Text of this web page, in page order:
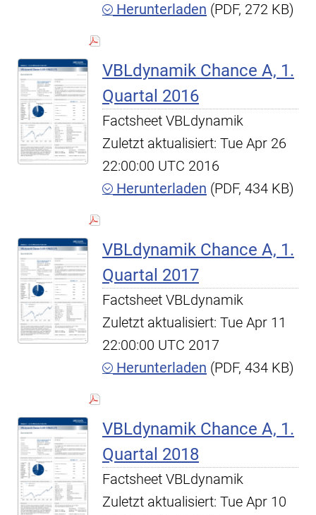
Herunterladen (PDF, 272 KB)
VBLdynamik Chance A, 1.
Quartal 2016
Factsheet VBLdynamik
Zuletzt aktualisiert: Tue Apr 26
22:00:00 UTC 2016
Herunterladen (PDF, 434 KB)
VBLdynamik Chance A, 1.
Quartal 2017
Factsheet VBLdynamik
Zuletzt aktualisiert: Tue Apr 11
22:00:00 UTC 2017
Herunterladen (PDF, 434 KB)
VBLdynamik Chance A, 1.
Quartal 2018
Factsheet VBLdynamik
Zuletzt aktualisiert: Tue Apr 10